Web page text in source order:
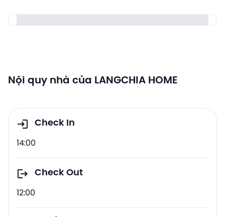
Nội quy nhà của LANGCHIA HOME
Check In
14:00
Check Out
12:00